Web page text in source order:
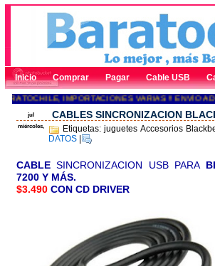
Inicio Comprar Pagar Cable USB
IMPORTACIONES VARIAS !! ENVÍO A
jul
miércoles,
CABLES SINCRONIZACION
Etiquetas: juguetes Accesorios
DATOS
CABLE SINCRONIZACION USB PARA
7200 Y MÁS.
$3.490 CON CD DRIVER